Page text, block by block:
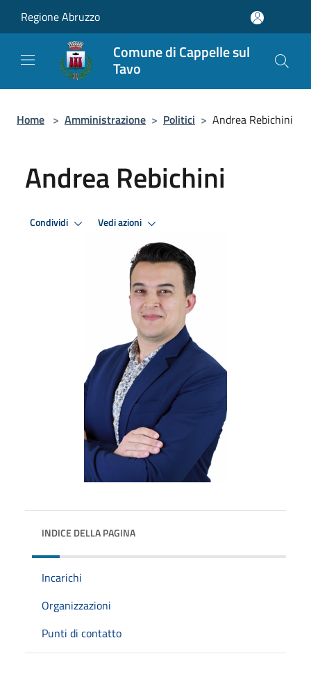
Regione Abruzzo
Comune di Cappelle sul
Tavo
Home > Amministrazione > Politici > Andrea Rebichini
Andrea Rebichini
Condividi Vedi azioni
INDICE DELLA PAGINA
Incarichi
Organizzazioni
Punti di contatto